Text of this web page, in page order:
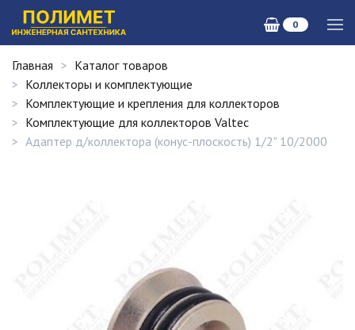
0
Главная
Каталог товаров
Коллекторы и комплектующие
Комплектующие и крепления для коллекторов
Комплектующие для коллекторов Valtec
Адаптер д/коллектора (конус-плоскость) 1/2" 10/2000